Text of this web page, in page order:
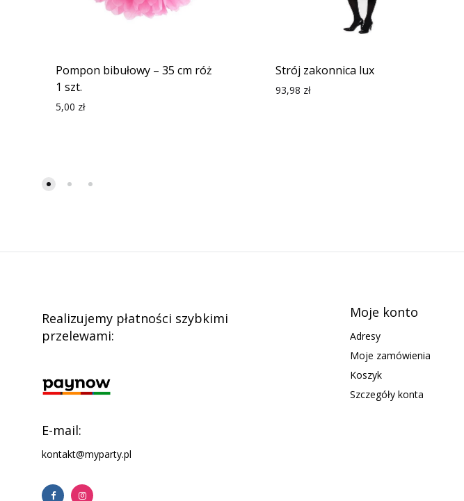
Pompon bibułowy – 35 cm róż
1 szt.
5,00 zł
Strój zakonnica lux
93,98 zł
Realizujemy płatności szybkimi
przelewami:
E-mail:
kontakt@myparty.pl
Moje konto
Adresy
Moje zamówienia
Koszyk
Szczegóły konta